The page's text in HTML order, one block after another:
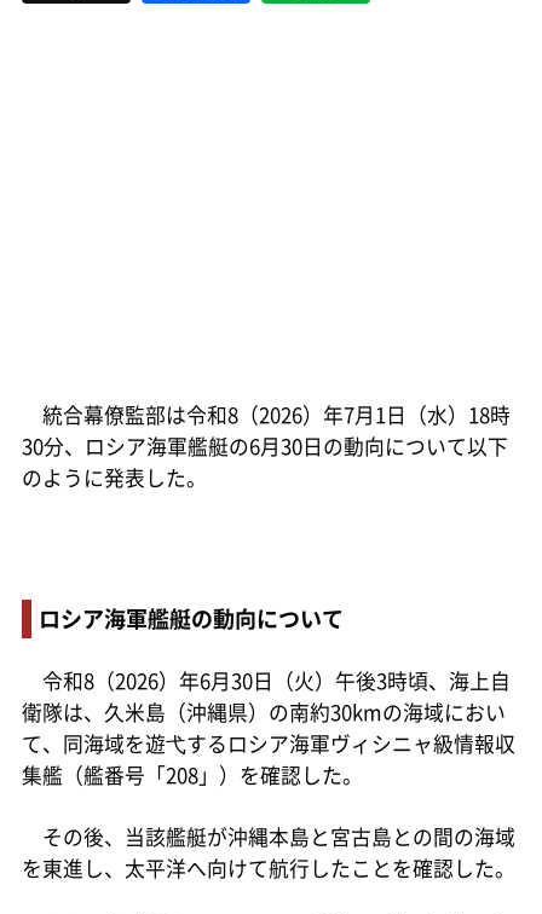
統合幕僚監部は令和8（2026）年7月1日（水）18時
30分、ロシア海軍艦艇の6月30日の動向について以下
のように発表した。
ロシア海軍艦艇の動向について
令和8（2026）年6月30日（火）午後3時頃、海上自
衛隊は、久米島（沖縄県）の南約30kmの海域におい
て、同海域を遊弋するロシア海軍ヴィシニャ級情報収
集艦（艦番号「208」）を確認した。
その後、当該艦艇が沖縄本島と宮古島との間の海域
を東進し、太平洋へ向けて航行したことを確認した。